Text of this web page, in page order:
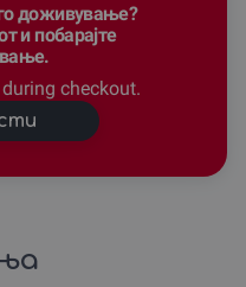
доживување?
и побарајте
checkout.